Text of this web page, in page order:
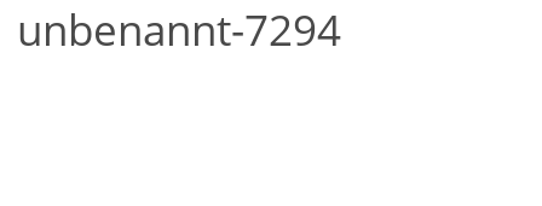
unbenannt-7294